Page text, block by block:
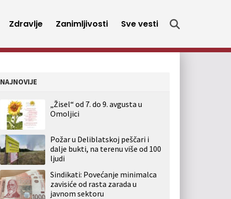
Zdravlje Zanimljivosti Sve vesti
NAJNOVIJE
„Žisel“ od 7. do 9. avgusta u
Omoljici
Požar u Deliblatskoj peščari i
dalje bukti, na terenu više od 100
ljudi
Sindikati: Povećanje minimalca
zavisiće od rasta zarada u
javnom sektoru